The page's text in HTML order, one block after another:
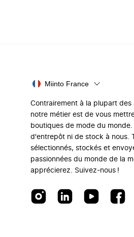
Miinto France
Contrairement à la plupart
notre métier est de vous
boutiques de mode du
d'entrepôt ni de stock à nous.
sélectionnés, stockés et
passionnées du monde de la
apprécierez. Suivez-nous !